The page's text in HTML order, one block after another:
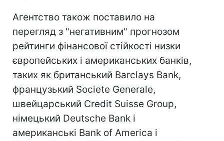
Агентство також поставило на
перегляд з "негативним" прогнозом
рейтинги фінансової стійкості низки
європейських і американських банків,
таких як британський Barclays Bank,
французький Societe Generale,
швейцарський Credit Suisse Group,
німецький Deutsche Bank і
американські Bank of America і